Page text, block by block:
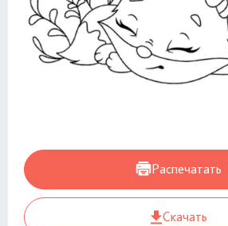
Распечатать
Скачать